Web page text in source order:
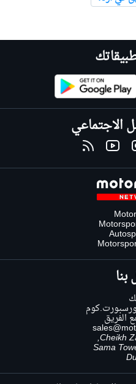
الاجتماعي
الفريق
Cheikh
Sama